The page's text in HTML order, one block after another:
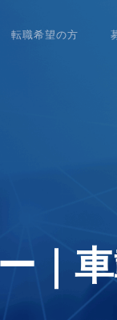
転職希望の方
｜